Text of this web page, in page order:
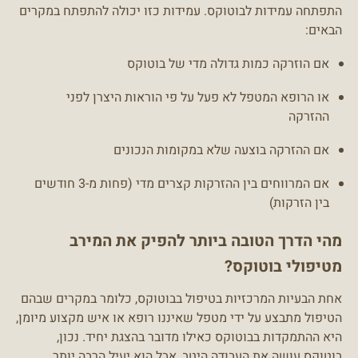
התפתחה עמידות לבוטוקס. עמידות כזו יכולה להתפתח במקרים
הבאים:
אם הוזרקה כמות גדולה מדי של בוטוקס
או הרופא המטפל לא פעל על פי הוראות היצרן לפני
ההזרקה
אם ההזרקה בוצעה שלא במקומות הנכונים
אם המרווחים בין ההזרקות קצרים מדי (פחות מ-3 חודשים
בין הזרקות)
מהי הדרך הטובה ביותר להפיק את המירב
מטיפולי בוטוקס?
אחת הבעיות המרכזיות בטיפול בבוטוקס, כלומר במקרים שבהם
הטיפול מתבצע על ידי מטפל שאיננו רופא או איש מקצוע מיומן,
היא ההתמקדות בבוטוקס כאילו מדובר בהצגת יחיד. נכון,